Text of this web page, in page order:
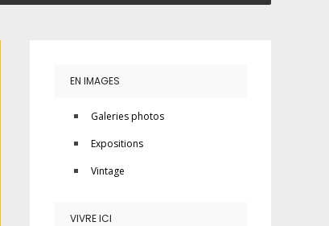
EN IMAGES
Galeries photos
Expositions
Vintage
VIVRE ICI